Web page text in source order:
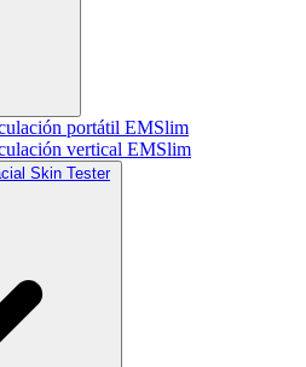
portátil EMSlim
vertical EMSlim
Skin Tester